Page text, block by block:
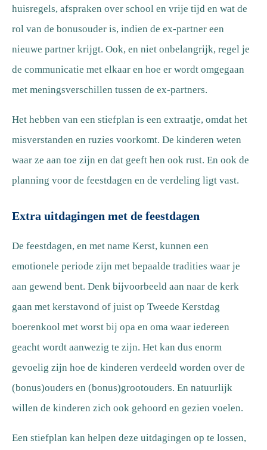
huisregels, afspraken over school en vrije tijd en wat de
rol van de bonusouder is, indien de ex-partner een
nieuwe partner krijgt. Ook, en niet onbelangrijk, regel je
de communicatie met elkaar en hoe er wordt omgegaan
met meningsverschillen tussen de ex-partners.
Het hebben van een stiefplan is een extraatje, omdat het
misverstanden en ruzies voorkomt. De kinderen weten
waar ze aan toe zijn en dat geeft hen ook rust. En ook de
planning voor de feestdagen en de verdeling ligt vast.
Extra uitdagingen met de feestdagen
De feestdagen, en met name Kerst, kunnen een
emotionele periode zijn met bepaalde tradities waar je
aan gewend bent. Denk bijvoorbeeld aan naar de kerk
gaan met kerstavond of juist op Tweede Kerstdag
boerenkool met worst bij opa en oma waar iedereen
geacht wordt aanwezig te zijn. Het kan dus enorm
gevoelig zijn hoe de kinderen verdeeld worden over de
(bonus)ouders en (bonus)grootouders. En natuurlijk
willen de kinderen zich ook gehoord en gezien voelen.
Een stiefplan kan helpen deze uitdagingen op te lossen,